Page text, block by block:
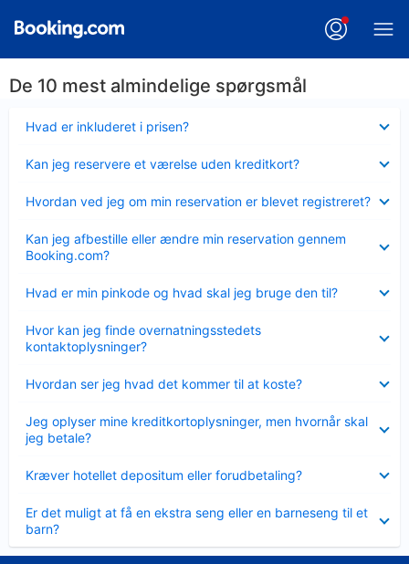
De 10 mest almindelige spørgsmål
Hvad er inkluderet i prisen?
Kan jeg reservere et værelse uden kreditkort?
Hvordan ved jeg om min reservation er blevet registreret?
Kan jeg afbestille eller ændre min reservation gennem
Booking.com?
Hvad er min pinkode og hvad skal jeg bruge den til?
Hvor kan jeg finde overnatningsstedets
kontaktoplysninger?
Hvordan ser jeg hvad det kommer til at koste?
Jeg oplyser mine kreditkortoplysninger, men hvornår skal
jeg betale?
Kræver hotellet depositum eller forudbetaling?
Er det muligt at få en ekstra seng eller en barneseng til et
barn?